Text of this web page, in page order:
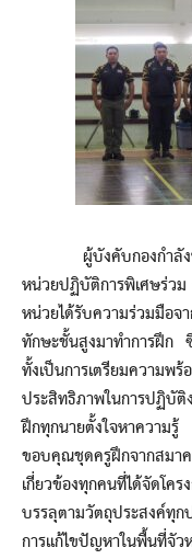
ผู้บังคับกองกำลังทห
หน่วยปฏิบัติการพิเศษร่วม
หน่วยได้รับความร่วมมือ
ทักษะชั้นสูงมาทำการฝึก
ทั้งเป็นการเตรียมความ
ประสิทธิภาพในการปฏิบัติ
ฝึกทุกนายตั้งใจหาความรู้
ขอบคุณชุดครูฝึกจากสม
เกี่ยวข้องทุกคนที่ได้จัดโค
บรรลุตามวัตถุประสงค์ทุ
การแก้ไขปัญหาในพื้นที่จั